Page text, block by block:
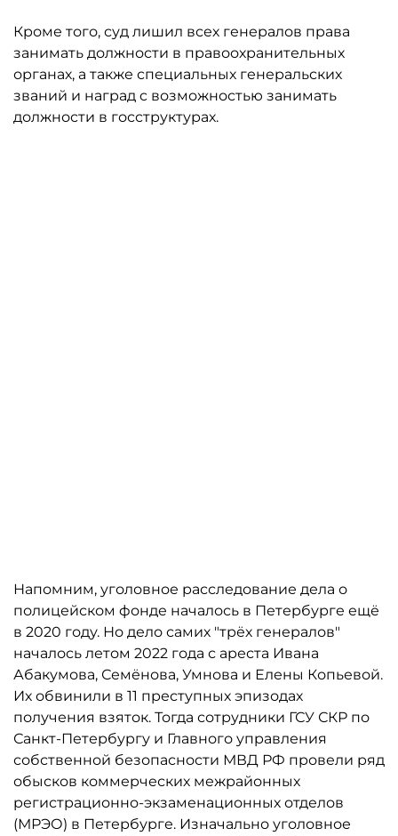
Кроме того, суд лишил всех генералов права
занимать должности в правоохранительных
органах, а также специальных генеральских
званий и наград c возможностью занимать
должности в госструктурах.
Напомним, уголовное расследование дела о
полицейском фонде началось в Петербурге ещё
в 2020 году. Но дело самих "трёх генералов"
началось летом 2022 года с ареста Ивана
Абакумова, Семёнова, Умнова и Елены Копьевой.
Их обвинили в 11 преступных эпизодах
получения взяток. Тогда сотрудники ГСУ СКР по
Санкт-Петербургу и Главного управления
собственной безопасности МВД РФ провели ряд
обысков коммерческих межрайонных
регистрационно-экзаменационных отделов
(МРЭО) в Петербурге. Изначально уголовное